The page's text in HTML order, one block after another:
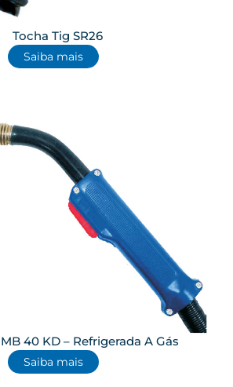
Tocha Tig SR26
Saiba mais
40 KD – Refrigerada A Gás
Saiba mais